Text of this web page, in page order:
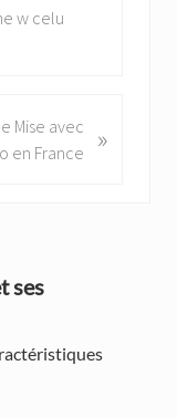
w celu
Mise avec
en France
»
ses